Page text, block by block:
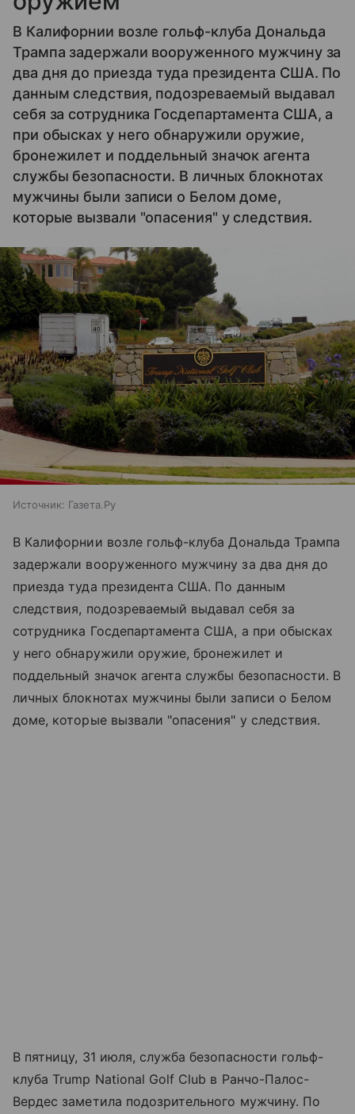
В Калифорнии возле гольф-клуба Дональда
Трампа задержали вооруженного мужчину за
два дня до приезда туда президента США. По
данным следствия, подозреваемый выдавал
себя за сотрудника Госдепартамента США, а
при обысках у него обнаружили оружие,
бронежилет и поддельный значок агента
службы безопасности. В личных блокнотах
мужчины были записи о Белом доме,
которые вызвали "опасения" у следствия.
Источник: Газета.Ру
В Калифорнии возле гольф-клуба Дональда Трампа
задержали вооруженного мужчину за два дня до
приезда туда президента США. По данным
следствия, подозреваемый выдавал себя за
сотрудника Госдепартамента США, а при обысках
у него обнаружили оружие, бронежилет и
поддельный значок агента службы безопасности. В
личных блокнотах мужчины были записи о Белом
доме, которые вызвали "опасения" у следствия.
В пятницу, 31 июля, служба безопасности гольф-
клуба Trump National Golf Club в Ранчо-Палос-
Вердес заметила подозрительного мужчину. По